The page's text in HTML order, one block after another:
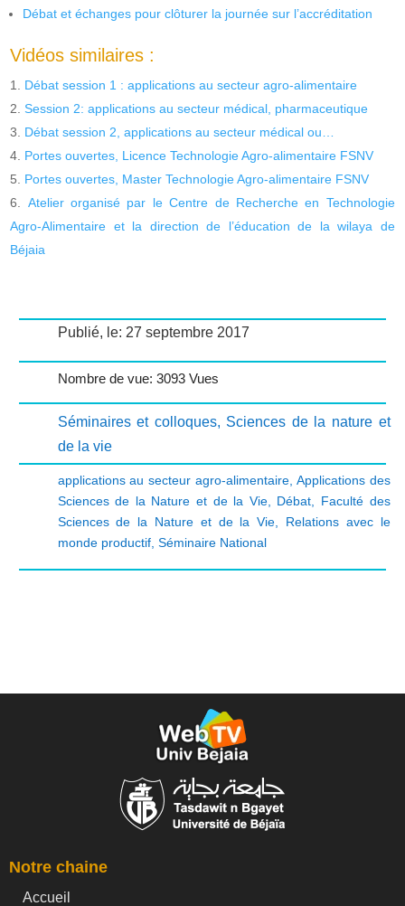
Débat et échanges pour clôturer la journée sur l’accréditation
Vidéos similaires :
Débat session 1 : applications au secteur agro-alimentaire
Session 2: applications au secteur médical, pharmaceutique
Débat session 2, applications au secteur médical ou…
Portes ouvertes, Licence Technologie Agro-alimentaire FSNV
Portes ouvertes, Master Technologie Agro-alimentaire FSNV
Atelier organisé par le Centre de Recherche en Technologie
Agro-Alimentaire et la direction de l’éducation de la wilaya de
Béjaia
Publié, le: 27 septembre 2017
Nombre de vue: 3093 Vues
Séminaires et colloques, Sciences de la nature et
de la vie
applications au secteur agro-alimentaire, Applications des
Sciences de la Nature et de la Vie, Débat
Faculté des
Sciences de la Nature et de la Vie
Relations avec le
monde productif, Séminaire National
Notre chaine
Accueil